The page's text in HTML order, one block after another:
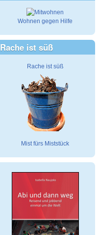
Wohnen gegen Hilfe
Rache ist süß
Rache ist süß
Mist fürs Miststück